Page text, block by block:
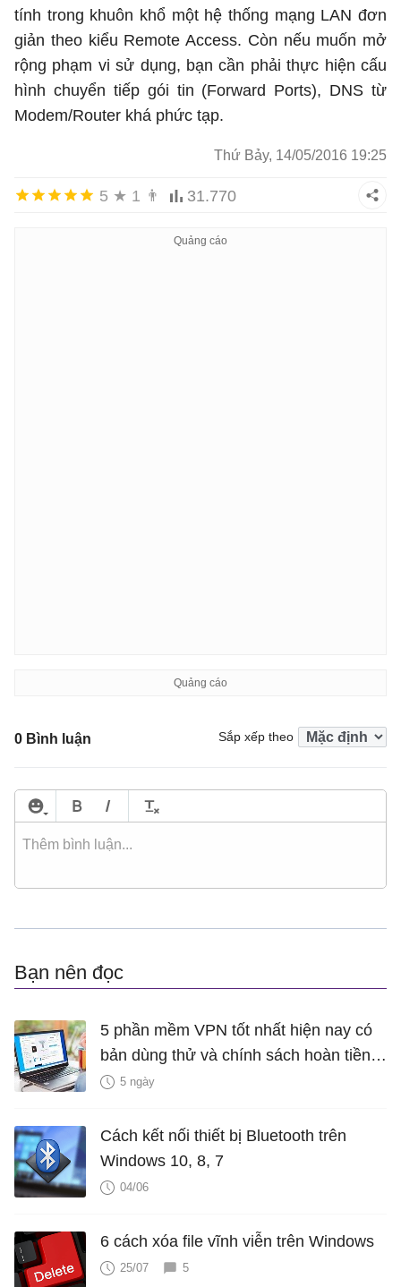
tính trong khuôn khổ một hệ thống mạng LAN đơn
giản theo kiểu Remote Access. Còn nếu muốn mở
rộng phạm vi sử dụng, bạn cần phải thực hiện cấu
hình chuyển tiếp gói tin (Forward Ports), DNS từ
Modem/Router khá phức tạp.
Thứ Bảy, 14/05/2016 19:25
5 ★ 1 👨 31.770
0 Bình luận Sắp xếp theo
Bạn nên đọc
5 phần mềm VPN tốt nhất hiện nay có
bản dùng thử và chính sách hoàn tiền
miễn phí
5 ngày
Cách kết nối thiết bị Bluetooth trên
Windows 10, 8, 7
04/06
6 cách xóa file vĩnh viễn trên Windows
25/07 5